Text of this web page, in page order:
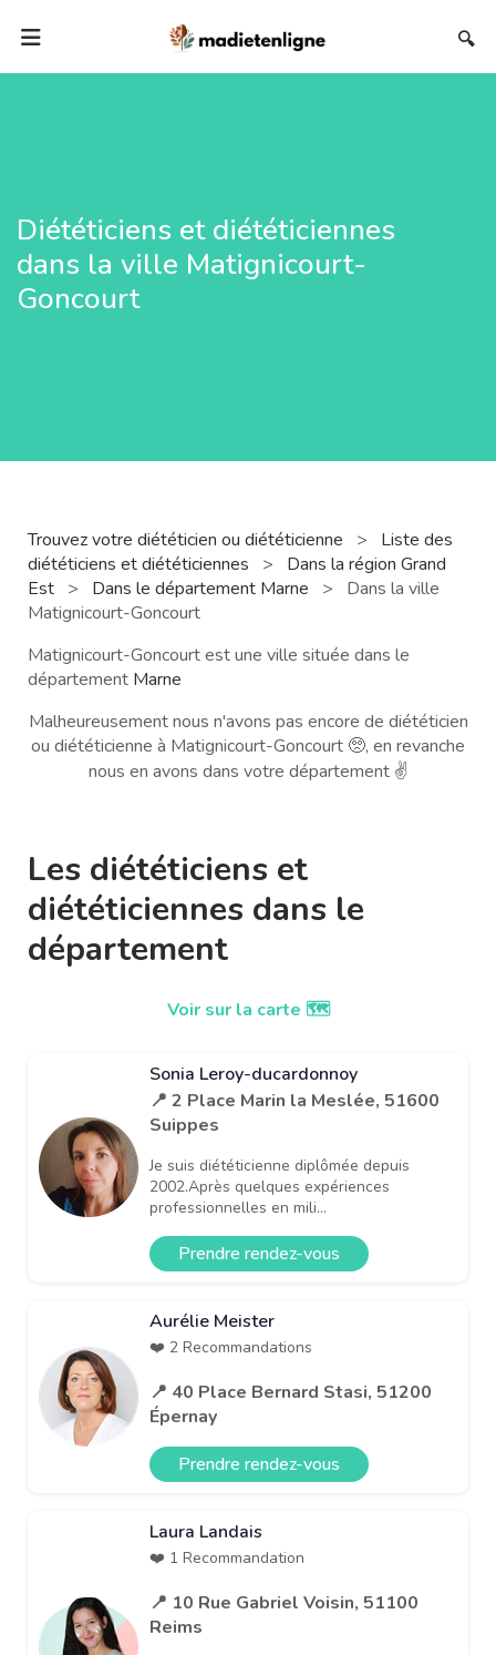
🔍
Diététiciens et diététiciennes
dans la ville Matignicourt-
Goncourt
Trouvez votre diététicien ou diététicienne >
Liste des
diététiciens et diététiciennes
>
Dans la région Grand
Est > Dans le département Marne >
Dans la ville
Matignicourt-Goncourt
Matignicourt-Goncourt est une ville située dans le
département Marne
Malheureusement nous n'avons pas encore de diététicien
ou diététicienne à Matignicourt-Goncourt 🥺, en revanche
nous en avons dans votre département ✌️
Les diététiciens et
diététiciennes dans le
département
Voir sur la carte 🗺️
Sonia Leroy-ducardonnoy
📍 2 Place Marin la Meslée, 51600
Suippes
Je suis diététicienne diplômée depuis
2002.Après quelques expériences
professionnelles en mili...
Prendre rendez-vous
Aurélie Meister
❤️ 2 Recommandations
📍 40 Place Bernard Stasi, 51200
Épernay
Prendre rendez-vous
Laura Landais
❤️ 1 Recommandation
📍 10 Rue Gabriel Voisin, 51100
Reims